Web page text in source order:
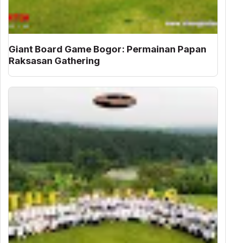
Giant Board Game Bogor: Permainan Papan
Raksasan Gathering